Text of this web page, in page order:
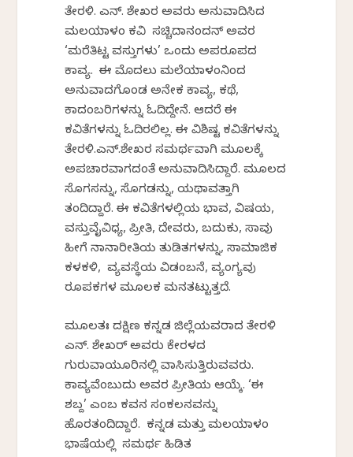
ತೇರಳಿ. ಎನ್. ಶೇಖರ ಅವರು ಅನುವಾದಿಸಿದ
ಮಲಯಾಳಂ ಕವಿ ಸಚ್ಚಿದಾನಂದನ್ ಅವರ
‘ಮರೆತಿಟ್ಟ ವಸ್ತುಗಳು’ ಒಂದು ಅಪರೂಪದ
ಕಾವ್ಯ. ಈ ಮೊದಲು ಮಲೆಯಾಳಂನಿಂದ
ಅನುವಾದಗೊಂಡ ಅನೇಕ ಕಾವ್ಯ, ಕಥೆ,
ಕಾದಂಬರಿಗಳನ್ನು ಓದಿದ್ದೇನೆ. ಆದರೆ ಈ
ಕವಿತೆಗಳನ್ನು ಓದಿರಲಿಲ್ಲ. ಈ ವಿಶಿಷ್ಟ ಕವಿತೆಗಳನ್ನು
ತೇರಳಿ.ಎನ್.ಶೇಖರ ಸಮರ್ಥವಾಗಿ ಮೂಲಕ್ಕೆ
ಅಪಚಾರವಾಗದಂತೆ ಅನುವಾದಿಸಿದ್ದಾರೆ. ಮೂಲದ
ಸೊಗಸನ್ನು, ಸೊಗಡನ್ನು, ಯಥಾವತ್ತಾಗಿ
ತಂದಿದ್ದಾರೆ. ಈ ಕವಿತೆಗಳಲ್ಲಿಯ ಭಾವ, ವಿಷಯ,
ವಸ್ತುವೈವಿಧ್ಯ, ಪ್ರೀತಿ, ದೇವರು, ಬದುಕು, ಸಾವು
ಹೀಗೆ ನಾನಾರೀತಿಯ ತುಡಿತಗಳನ್ನು, ಸಾಮಾಜಿಕ
ಕಳಕಳಿ, ವ್ಯವಸ್ಥೆಯ ವಿಡಂಬನೆ, ವ್ಯಂಗ್ಯವು
ರೂಪಕಗಳ ಮೂಲಕ ಮನತಟ್ಟುತ್ತದೆ.
ಮೂಲತಃ ದಕ್ಷಿಣ ಕನ್ನಡ ಜಿಲ್ಲೆಯವರಾದ ತೇರಳಿ
ಎನ್. ಶೇಖರ್ ಅವರು ಕೇರಳದ
ಗುರುವಾಯೂರಿನಲ್ಲಿ ವಾಸಿಸುತ್ತಿರುವವರು.
ಕಾವ್ಯವೆಂಬುದು ಅವರ ಪ್ರೀತಿಯ ಆಯ್ಕೆ. ‘ಈ
ಶಬ್ದ’ ಎಂಬ ಕವನ ಸಂಕಲನವನ್ನು
ಹೊರತಂದಿದ್ದಾರೆ. ಕನ್ನಡ ಮತ್ತು ಮಲಯಾಳಂ
ಭಾಷೆಯಲ್ಲಿ ಸಮರ್ಥ ಹಿಡಿತ